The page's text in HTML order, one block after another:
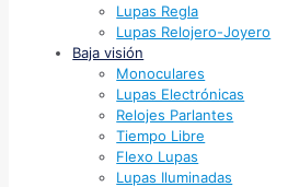
Lupas Regla
Lupas Relojero-Joyero
Baja visión
Monoculares
Lupas Electrónicas
Relojes Parlantes
Tiempo Libre
Flexo Lupas
Lupas Iluminadas